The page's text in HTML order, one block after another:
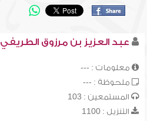
عبد العزيز بن مرزوق الطريفي
معلومات : ---
ملحوظة : ---
المستمعين : 103
التنزيل : 1100